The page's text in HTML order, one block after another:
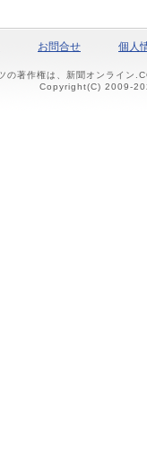
お問合せ 個人
著作権は、新聞オンライン
Copyright(C) 2009-